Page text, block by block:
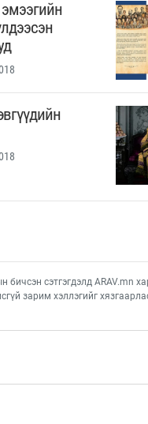
сэтгэгдэлд ARAV.mn
зарим хэллэгийг